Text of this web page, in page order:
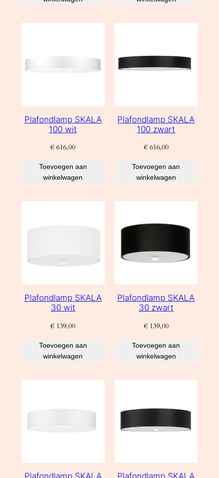
Plafondlamp SKALA
100 wit
€ 616,00
Toevoegen aan
winkelwagen
Plafondlamp SKALA
100 zwart
€616,00
Toevoegen aan
winkelwagen
Plafondlamp SKALA
30 wit
€ 139,00
Toevoegen aan
winkelwagen
Plafondlamp SKALA
30 zwart
€139,00
Toevoegen aan
winkelwagen